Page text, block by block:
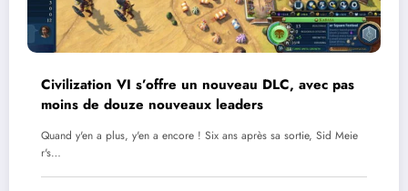
Civilization VI s’offre un nouveau DLC, avec pas
moins de douze nouveaux leaders
Quand y'en a plus, y'en a encore ! Six ans après sa sortie, Sid Meie
r's…